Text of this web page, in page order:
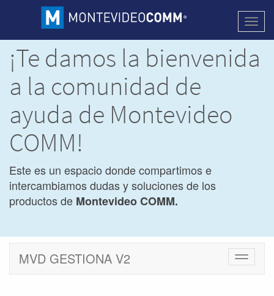
¡Te damos la bienvenida
a la comunidad de
ayuda de Montevideo
COMM!
Este es un espacio donde compartimos e
intercambiamos dudas y soluciones de los
productos de Montevideo COMM.
Cambiar
MVD GESTIONA V2